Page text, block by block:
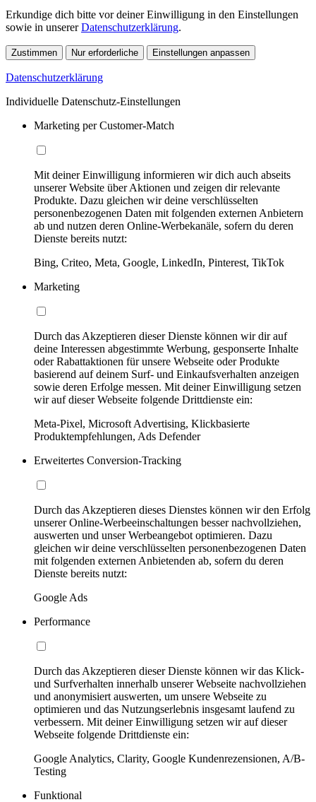
Erkundige dich bitte vor deiner Einwilligung in den Einstellungen
sowie in unsererDatenschutzerklärung.
Zustimmen Nur erforderliche Einstellungen anpassen
Datenschutzerklärung
Individuelle Datenschutz-Einstellungen
Marketing per Customer-Match
Mit deiner Einwilligung informieren wir dich auch abseits
unserer Website über Aktionen und zeigen dir relevante
Produkte. Dazu gleichen wir deine verschlüsselten
personenbezogenen Daten mit folgenden externen Anbietern
ab und nutzen deren Online-Werbekanäle, sofern du deren
Dienste bereits nutzt:
Bing, Criteo, Meta, Google, LinkedIn, Pinterest, TikTok
Marketing
Durch das Akzeptieren dieser Dienste können wir dir auf
deine Interessen abgestimmte Werbung, gesponserte Inhalte
oder Rabattaktionen für unsere Webseite oder Produkte
basierend auf deinem Surf- und Einkaufsverhalten anzeigen
sowie deren Erfolge messen. Mit deiner Einwilligung setzen
wir auf dieser Webseite folgende Drittdienste ein:
Meta-Pixel, Microsoft Advertising, Klickbasierte
Produktempfehlungen, Ads Defender
Erweitertes Conversion-Tracking
Durch das Akzeptieren dieses Dienstes können wir den Erfolg
unserer Online-Werbeeinschaltungen besser nachvollziehen,
auswerten und unser Werbeangebot optimieren. Dazu
gleichen wir deine verschlüsselten personenbezogenen Daten
mit folgenden externen Anbietenden ab, sofern du deren
Dienste bereits nutzt:
Google Ads
Performance
Durch das Akzeptieren dieser Dienste können wir das Klick-
und Surfverhalten innerhalb unserer Webseite nachvollziehen
und anonymisiert auswerten, um unsere Webseite zu
optimieren und das Nutzungserlebnis insgesamt laufend zu
verbessern. Mit deiner Einwilligung setzen wir auf dieser
Webseite folgende Drittdienste ein:
Google Analytics, Clarity, Google Kundenrezensionen, A/B-
Testing
Funktional